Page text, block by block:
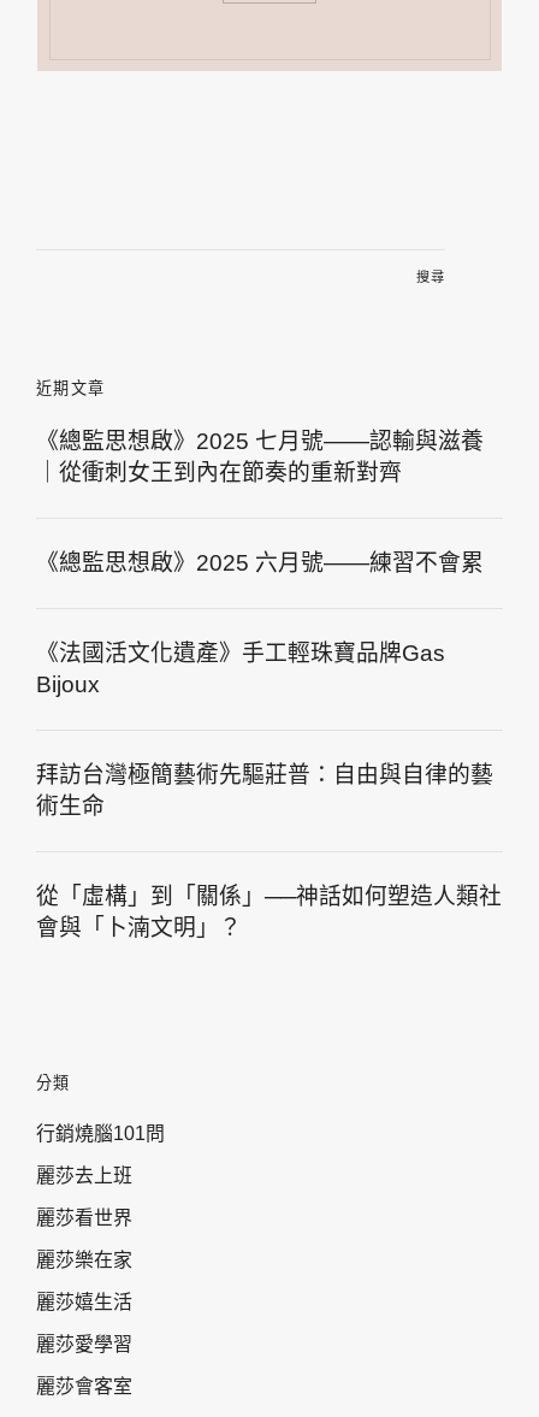
近期文章
《總監思想啟》2025 七月號——認輸與滋養
｜從衝刺女王到內在節奏的重新對齊
《總監思想啟》2025 六月號——練習不會累
《法國活文化遺產》手工輕珠寶品牌Gas
Bijoux
拜訪台灣極簡藝術先驅莊普：自由與自律的藝
術生命
從「虛構」到「關係」──神話如何塑造人類社
會與「卜湳文明」？
分類
行銷燒腦101問
麗莎去上班
麗莎看世界
麗莎樂在家
麗莎嬉生活
麗莎愛學習
麗莎會客室